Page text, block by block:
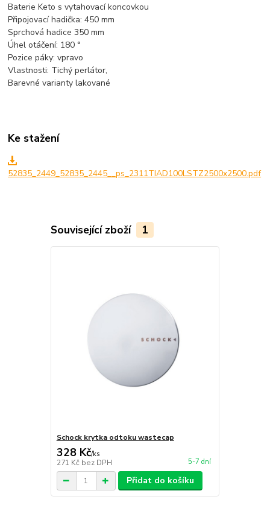
Baterie Keto s vytahovací koncovkou
Připojovací hadička: 450 mm
Sprchová hadice 350 mm
Úhel otáčení: 180 °
Pozice páky: vpravo
Vlastnosti: Tichý perlátor,
Barevné varianty lakované
Ke stažení
52835_2449_52835_2445__ps_2311TIAD100LSTZ2500x2500.pdf
Související zboží 1
Schock krytka odtoku wastecap
328 Kč/ks
271 Kč bez DPH 5-7 dní
Přidat do košíku